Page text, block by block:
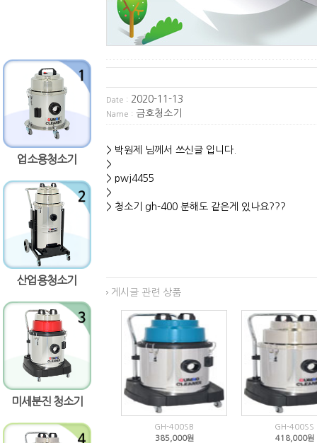
업소용청소기
산업용청소기
미세분진 청소기
Date : 2020-11-13
Name : 금호청소기
> 박원제 님께서 쓰신글 입니다.
>
> pwj4455
>
> 청소기 gh-400 분해도 같은게 있나요???
게시글 관련 상품
GH-400SB
385,000원
GH-400SS
418,000원